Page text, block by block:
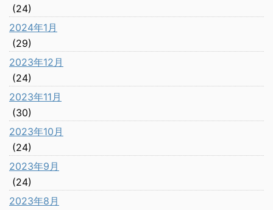
(24)
2024年1月
(29)
2023年12月
(24)
2023年11月
(30)
2023年10月
(24)
2023年9月
(24)
2023年8月